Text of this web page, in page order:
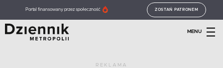
Portal finansowany przez społeczność ZOSTAŃ PATRONEM
MENU
REKLAMA